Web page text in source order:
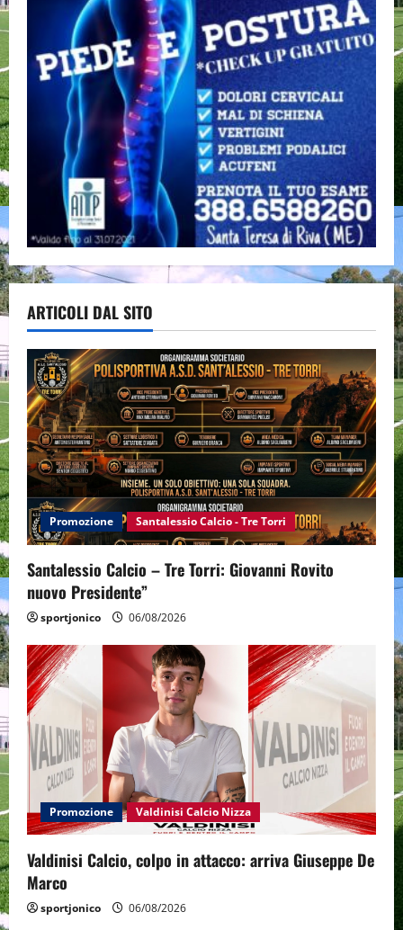
ARTICOLI DAL SITO
Promozione Santalessio Calcio - Tre Torri
Santalessio Calcio – Tre Torri: Giovanni Rovito
nuovo Presidente”
sportjonico 06/08/2026
Promozione Valdinisi Calcio Nizza
Valdinisi Calcio, colpo in attacco: arriva Giuseppe De
Marco
sportjonico 06/08/2026